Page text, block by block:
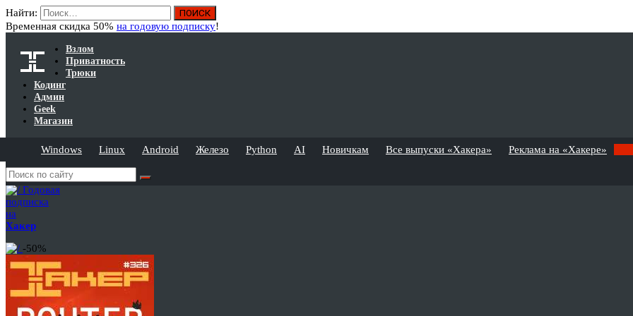
Найти:
Временная скидка 50% на годовую подписку!
Взлом
Приватность
Трюки
Кодинг
Админ
Geek
Магазин
Windows Linux Android Железо Python AI Новичкам Все выпуски «Хакера» Реклама на «Хакере»
Годовая
подписка
на
Хакер
-50%